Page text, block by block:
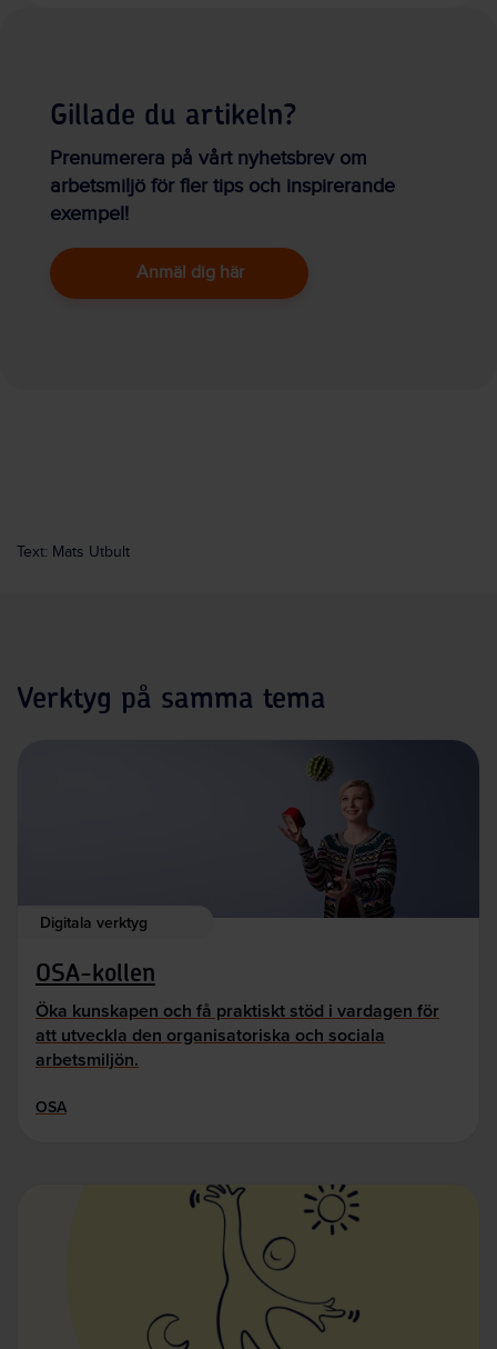
Gillade du artikeln?
Prenumerera på vårt nyhetsbrev om
arbetsmiljö för fler tips och inspirerande
exempel!
Anmäl dig här
Text: Mats Utbult
Verktyg på samma tema
Digitala verktyg
OSA-kollen
Öka kunskapen och få praktiskt stöd i vardagen för
att utveckla den organisatoriska och sociala
arbetsmiljön.
OSA